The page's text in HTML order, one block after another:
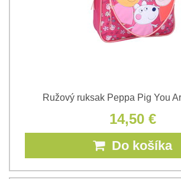
Ružový ruksak Peppa Pig You
14,50 €
Do košíka